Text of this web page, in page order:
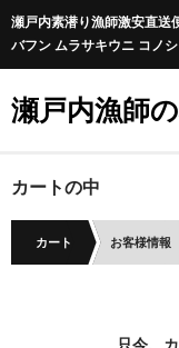
瀬戸内素潜り漁師激安直送
バフン ムラサキウニ コノ
瀬戸内漁師
カートの中
カート お客様情報